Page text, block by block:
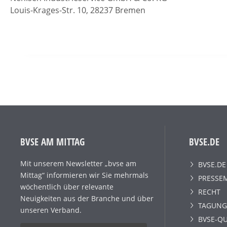
Louis-Krages-Str. 10, 28237 Bremen
BVSE AM MITTAG
Mit unserem Newsletter „bvse am
Mittag“ informieren wir Sie mehrmals
wöchentlich über relevante
Neuigkeiten aus der Branche und über
unseren Verband.
BVSE.DE
RECHT
BVSE-